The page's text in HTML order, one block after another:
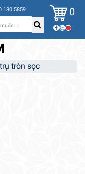
180 5859 0
tròn sọc